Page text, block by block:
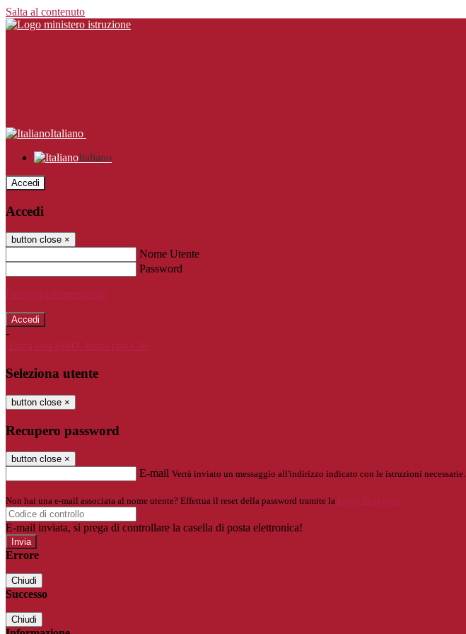
Salta al contenuto
Italiano
Italiano
Accedi
Accedi
button close ×
Nome Utente
Password
Password dimenticata?
-
Entra con SPID
Entra con CIE
Seleziona utente
button close ×
Recupero password
button close ×
E-mail Verrà inviato un messaggio all'indirizzo indicato con le istruzioni necessarie.
Non hai una e-mail associata al nome utente? Effettua il reset della password tramite la Login Spaggiari
E-mail inviata, si prega di controllare la casella di posta elettronica!
Errore
Chiudi
Successo
Chiudi